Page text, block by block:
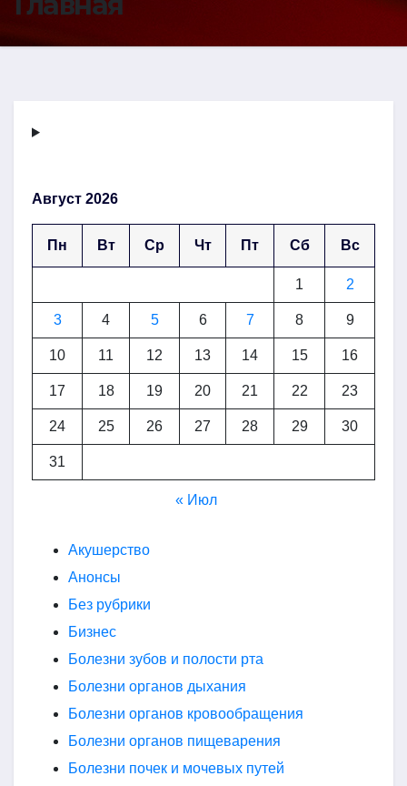
Август 2026
Пн Вт Ср Чт Пт Сб Вс
1 2
3 4 5 6 7 8 9
10 11 12 13 14 15 16
17 18 19 20 21 22 23
24 25 26 27 28 29 30
31
« Июл
Акушерство
Анонсы
Без рубрики
Бизнес
Болезни зубов и полости рта
Болезни органов дыхания
Болезни органов кровообращения
Болезни органов пищеварения
Болезни почек и мочевых путей